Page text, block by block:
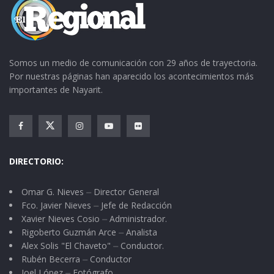
Somos un medio de comunicación con 29 años de trayectoria.
Por nuestras páginas han aparecido los acontecimientos más
importantes de Nayarit.
DIRECTORIO:
Omar G. Nieves ⏤ Director General
Fco. Javier Nieves ⏤ Jefe de Redacción
Xavier Nieves Cosio ⏤ Administrador.
Rigoberto Guzmán Arce ⏤ Analista
Alex Solis "El Chaveto" ⏤ Conductor.
Rubén Becerra ⏤ Conductor